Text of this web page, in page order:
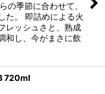
の季節に合わせて、
た。 即詰めによる火
レッシュさと、熟成
和し、今がまさに飲
720ml